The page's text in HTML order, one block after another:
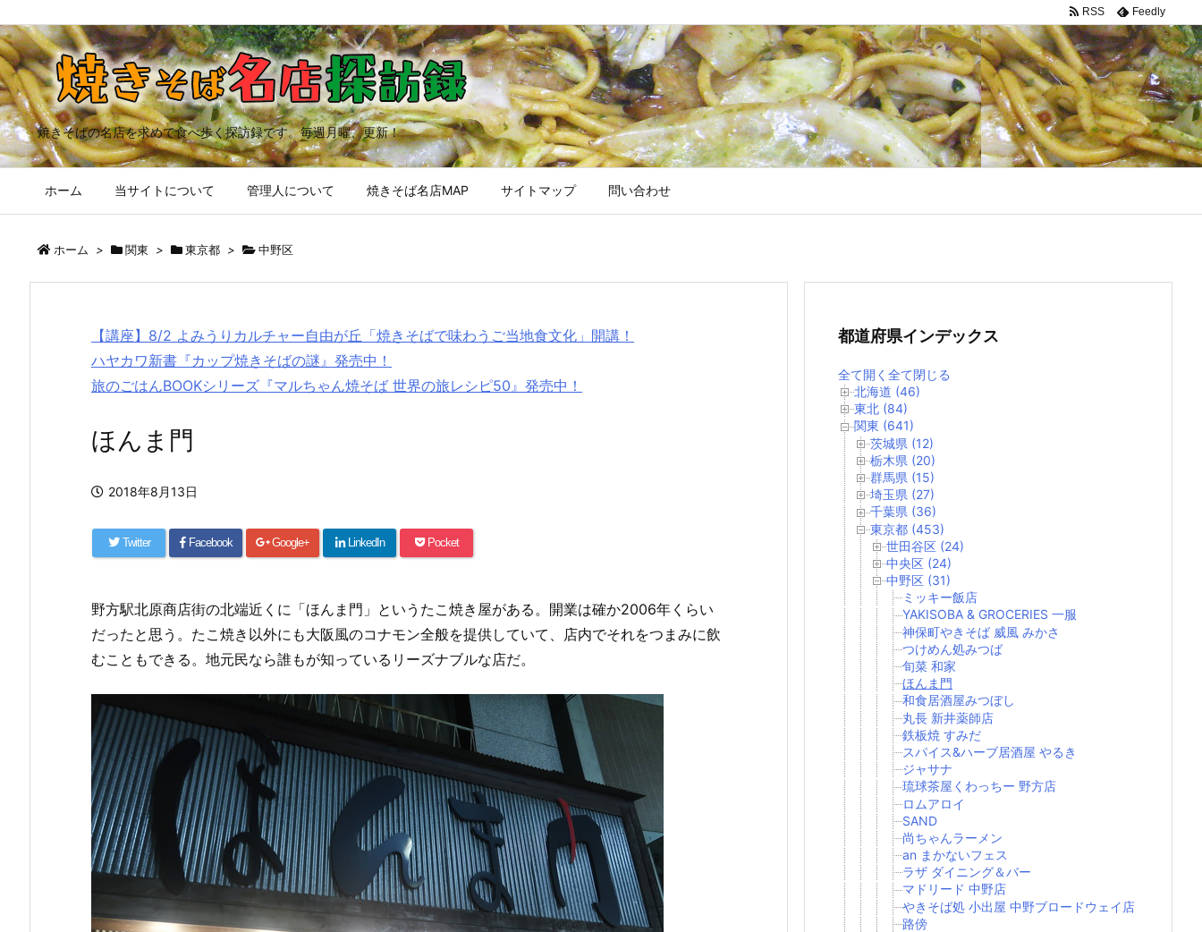
焼きそばの名店を求めて食べ歩く探訪録です。毎週月曜、更新！
ホーム 当サイトについて 管理人について 焼きそば名店MAP サイトマップ 問い合わせ
RSS Feedly
ホーム > 関東 > 東京都 > 中野区
【講座】8/2 よみうりカルチャー自由が丘「焼きそばで味わうご当地食文化」開講！
ハヤカワ新書『カップ焼きそばの謎』発売中！
旅のごはんBOOKシリーズ『マルちゃん焼そば 世界の旅レシピ50』発売中！
ほんま門
2018年8月13日
Twitter Facebook Google+ LinkedIn Pocket
野方駅北原商店街の北端近くに「ほんま門」というたこ焼き屋がある。開業は確か2006年くらい
だったと思う。たこ焼き以外にも大阪風のコナモン全般を提供していて、店内でそれをつまみに飲
むこともできる。地元民なら誰もが知っているリーズナブルな店だ。
都道府県インデックス
全て開く 全て閉じる
北海道 (46)
東北 (84)
関東 (641)
茨城県 (12)
栃木県 (20)
群馬県 (15)
埼玉県 (27)
千葉県 (36)
東京都 (453)
世田谷区 (24)
中央区 (24)
中野区 (31)
ミッキー飯店
YAKISOBA & GROCERIES 一服
神保町やきそば 威風 みかさ
つけめん処みつば
旬菜 和家
ほんま門
和食居酒屋みつぼし
丸長 新井薬師店
鉄板焼 すみだ
スパイス&ハーブ居酒屋 やるき
ジャサナ
琉球茶屋くわっちー 野方店
ロムアロイ
SAND
尚ちゃんラーメン
an まかないフェス
ラザ ダイニング＆バー
マドリード 中野店
やきそば処 小出屋 中野ブロードウェイ店
路傍